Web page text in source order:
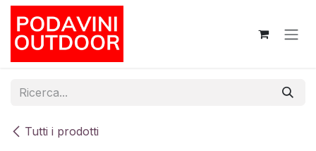
Passa al contenuto
Tutti i prodotti